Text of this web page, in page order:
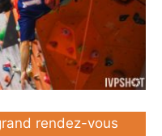
rendez-vous